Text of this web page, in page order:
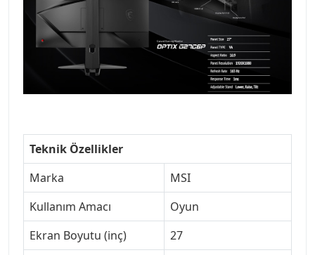
Teknik Özellikler
Marka
MSI
Kullanım Amacı
Oyun
Ekran Boyutu (inç)
27